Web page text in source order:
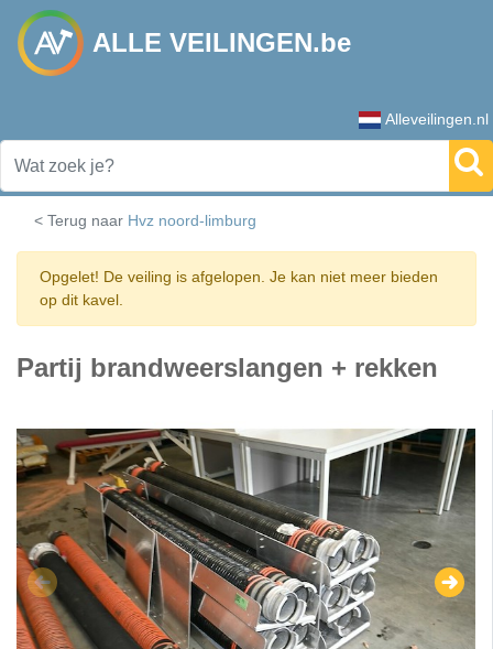
ALLE VEILINGEN.be
Alleveilingen.nl
< Terug naar Hvz noord-limburg
Opgelet! De veiling is afgelopen. Je kan niet meer bieden
op dit kavel.
Partij brandweerslangen + rekken